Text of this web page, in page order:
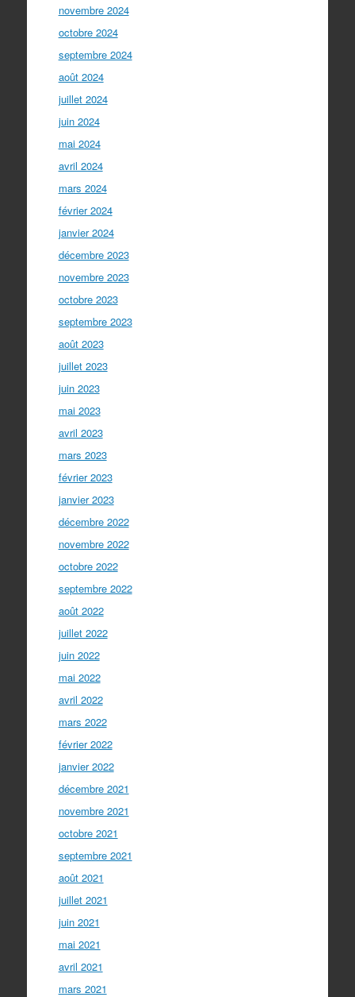
novembre 2024
octobre 2024
septembre 2024
août 2024
juillet 2024
juin 2024
mai 2024
avril 2024
mars 2024
février 2024
janvier 2024
décembre 2023
novembre 2023
octobre 2023
septembre 2023
août 2023
juillet 2023
juin 2023
mai 2023
avril 2023
mars 2023
février 2023
janvier 2023
décembre 2022
novembre 2022
octobre 2022
septembre 2022
août 2022
juillet 2022
juin 2022
mai 2022
avril 2022
mars 2022
février 2022
janvier 2022
décembre 2021
novembre 2021
octobre 2021
septembre 2021
août 2021
juillet 2021
juin 2021
mai 2021
avril 2021
mars 2021